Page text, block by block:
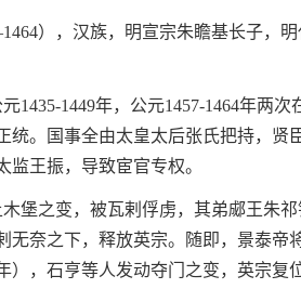
），汉族，明宣宗朱瞻基长子，
1435-1449年，公元1457-1464年两次
统。国事全由太皇太后张氏把持，贤
王振，导致宦官专权。
堡之变，被瓦剌俘虏，其弟郕王朱
奈之下，释放英宗。随即，景泰帝
），石亨等人发动夺门之变，英宗复